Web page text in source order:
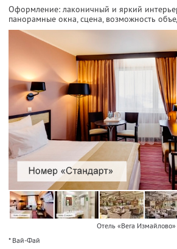
Оформление: лаконичный и яркий
панорамные окна, сцена, возможность
Отель «Вега Измайлово»
* Вай-Фай